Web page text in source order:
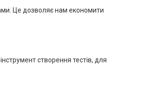
Це дозволяє нам економити
створення тестів, для